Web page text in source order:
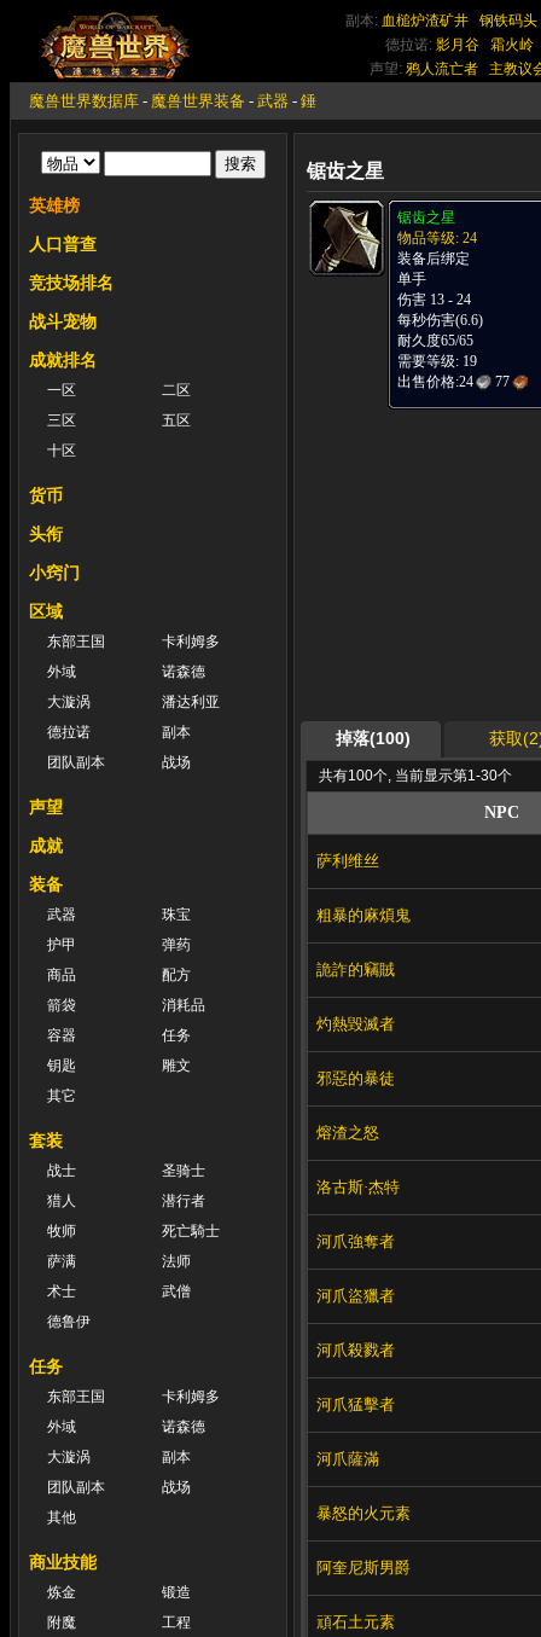
副本: 血槌炉渣矿井
钢铁码头
德拉诺: 影月谷
霜火岭
声望: 鸦人流亡者 主教议
魔兽世界数据库 - 魔兽世界装备 - 武器 - 錘
英雄榜
人口普查
竞技场排名
战斗宠物
成就排名
一区
二区
三区
五区
十区
货币
头衔
小窍门
区域
东部王国
卡利姆多
外域
诺森德
大漩涡
潘达利亚
德拉诺
副本
团队副本
战场
声望
成就
装备
武器
珠宝
护甲
弹药
商品
配方
箭袋
消耗品
容器
任务
钥匙
雕文
其它
套装
战士
圣骑士
猎人
潜行者
牧师
死亡騎士
萨满
法师
术士
武僧
德鲁伊
任务
东部王国
卡利姆多
外域
诺森德
大漩涡
副本
团队副本
战场
其他
商业技能
炼金
锻造
附魔
工程
锯齿之星
锯齿之星
物品等级: 24
装备后绑定
单手
伤害 13 - 24
每秒伤害(6.6)
耐久度65/65
需要等级: 19
出售价格:24 77
掉落(100) 获取
共有100个, 当前显示第1-30个
NPC
萨利维丝
粗暴的麻煩鬼
詭詐的竊賊
灼熱毀滅者
邪惡的暴徒
熔渣之怒
洛古斯·杰特
河爪強奪者
河爪盜獵者
河爪殺戮者
河爪猛擊者
河爪薩滿
暴怒的火元素
阿奎尼斯男爵
頑石土元素